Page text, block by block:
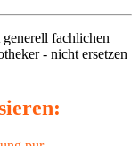
generell fachlichen
- nicht ersetzen